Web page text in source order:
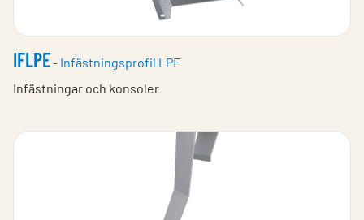
IFLPE- Infästningsprofil LPE
Infästningar och konsoler